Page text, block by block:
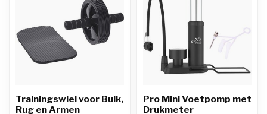
Trainingswiel voor Buik,
Rug en Armen
Pro Mini Voetpomp met
Drukmeter